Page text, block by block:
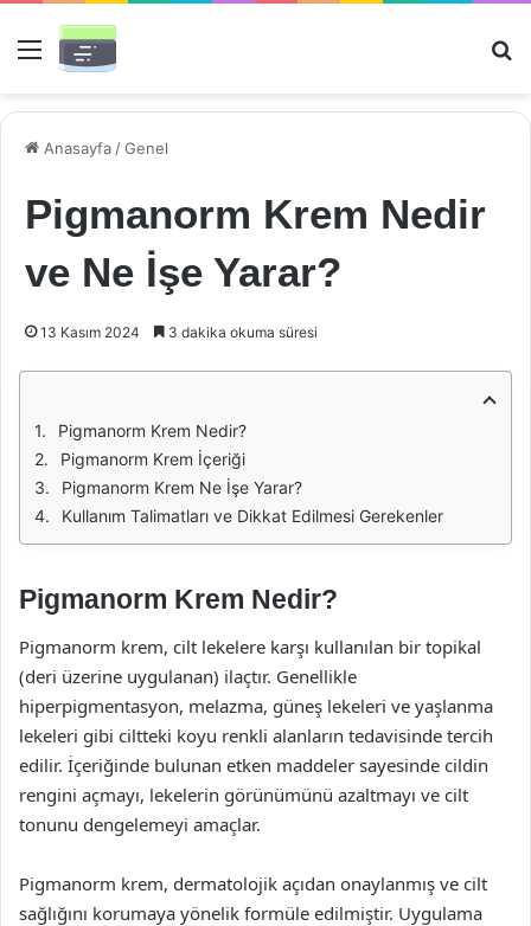
Menü
Anasayfa /Genel
Pigmanorm Krem Nedir
ve Ne İşe Yarar?
13 Kasım 2024 3 dakika okuma süresi
Pigmanorm Krem Nedir?
Pigmanorm Krem İçeriği
Pigmanorm Krem Ne İşe Yarar?
Kullanım Talimatları ve Dikkat Edilmesi Gerekenler
Pigmanorm Krem Nedir?
Pigmanorm krem, cilt lekelere karşı kullanılan bir topikal
(deri üzerine uygulanan) ilaçtır. Genellikle
hiperpigmentasyon, melazma, güneş lekeleri ve yaşlanma
lekeleri gibi ciltteki koyu renkli alanların tedavisinde tercih
edilir. İçeriğinde bulunan etken maddeler sayesinde cildin
rengini açmayı, lekelerin görünümünü azaltmayı ve cilt
tonunu dengelemeyi amaçlar.
Pigmanorm krem, dermatolojik açıdan onaylanmış ve cilt
sağlığını korumaya yönelik formüle edilmiştir. Uygulama